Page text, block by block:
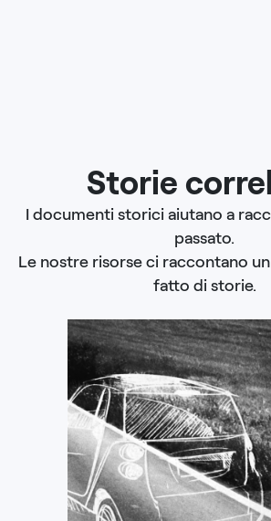
Storie
I documenti storici aiutano a
passato.
Le nostre risorse ci raccontano
fatto di storie.